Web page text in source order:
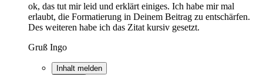
ok, das tut mir leid und erklärt einiges. Ich habe mir mal
erlaubt, die Formatierung in Deinem Beitrag zu entschärfen.
Des weiteren habe ich das Zitat kursiv gesetzt.
Gruß Ingo
Inhalt melden